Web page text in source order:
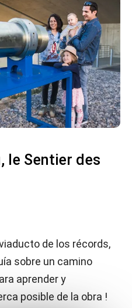
le Sentier des
de los récords,
sobre un camino
aprender y
posible de la obra !